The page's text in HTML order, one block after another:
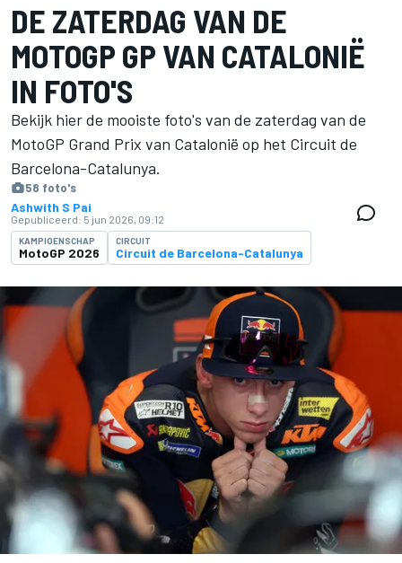
DE ZATERDAG VAN DE
MOTOGP GP VAN CATALONIË
IN FOTO'S
Bekijk hier de mooiste foto's van de zaterdag van de
MotoGP Grand Prix van Catalonië op het Circuit de
Barcelona-Catalunya.
58 foto's
Ashwith S Pai
Gepubliceerd: 5 jun 2026, 09:12
KAMPIOENSCHAP
MotoGP 2026
CIRCUIT
Circuit de Barcelona-Catalunya